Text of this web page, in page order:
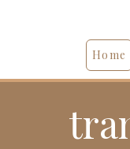
Home